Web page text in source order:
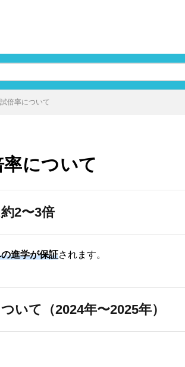
倍率について
について
2〜3倍
進学が保証されます。
いて（2024年〜2025年）